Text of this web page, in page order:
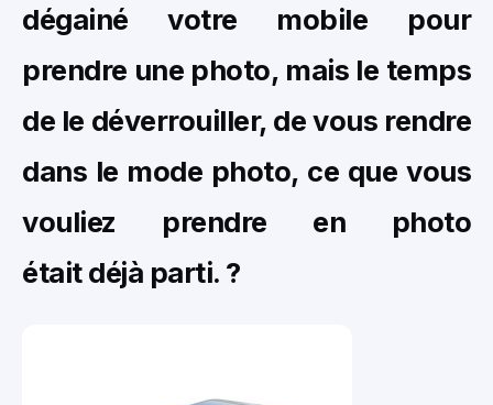
dégainé votre mobile pour
prendre une photo, mais le temps
de le déverrouiller, de vous rendre
dans le mode photo, ce que vous
vouliez prendre en photo
était déjà parti. ?